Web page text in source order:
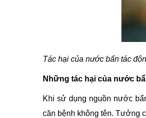
Tác hại của nước bẩn tác
Những tác hại của nước
Khi sử dụng nguồn nước
căn bệnh không tên. Tưởng